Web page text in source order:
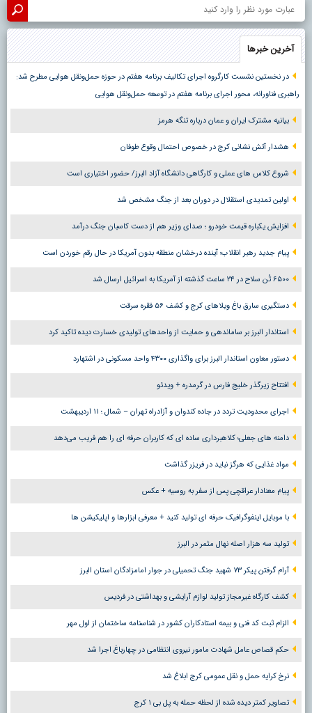
آخرین خبرها
در نخستین نشست کارگروه اجرای تکالیف برنامه هفتم در حوزه حمل‌ونقل هوایی مطرح شد:
راهبری فناورانه، محور اجرای برنامه هفتم در توسعه حمل‌ونقل هوایی
بیانیه مشترک ایران و عمان درباره تنگه هرمز
هشدار آتش نشانی کرج در خصوص احتمال وقوع طوفان
شروع کلاس های عملی و کارگاهی دانشگاه آزاد البرز/ حضور اختیاری است
اولین تمدیدی استقلال در دوران بعد از جنگ مشخص شد
افزایش یکباره قیمت خودرو ؛ صدای وزیر هم از دست کاسبان جنگ درآمد
پیام جدید رهبر انقلاب؛ آینده درخشان منطقه بدون آمریکا در حال رقم خوردن است
۶۵۰۰ تُن سلاح در ۲۴ ساعت گذشته از آمریکا به اسرائیل ارسال شد
دستگیری سارق باغ ویلاهای کرج و کشف ۵۶ فقره سرقت
استاندار البرز بر ساماندهی و حمایت از واحدهای تولیدی خسارت دیده تاکید کرد
دستور معاون استاندار البرز برای واگذاری ۴۳۰۰ واحد مسکونی در اشتهارد
افتتاح زیرگذر خلیج فارس در گرمدره + ویدئو
اجرای محدودیت تردد در جاده کندوان و آزادراه تهران – شمال ؛ ١١ اردیبهشت
دامنه های جعلی؛ کلاهبرداری ساده ای که کاربران حرفه ای را هم فریب می‌دهد
مواد غذایی که هرگز نباید در فریزر گذاشت
پیام معنادار عراقچی پس از سفر به روسیه + عکس
با موبایل اینفوگرافیک حرفه ای تولید کنید + معرفی ابزارها و اپلیکیشن ها
تولید سه هزار اصله نهال مثمر در البرز
آرام گرفتن پیکر ۷۳ شهید جنگ تحمیلی در جوار امامزادگان استان البرز
کشف کارگاه غیرمجاز تولید لوازم آرایشی و بهداشتی در فردیس
الزام ثبت کد فنی و بیمه استادکاران کشور در شناسنامه ساختمان از اول مهر
حکم قصاص عامل شهادت مامور نیروی انتظامی در چهارباغ اجرا شد
نرخ کرایه حمل و نقل عمومی کرج ابلاغ شد
تصاویر کمتر دیده شده از لحظه حمله به پل بی ۱ کرج